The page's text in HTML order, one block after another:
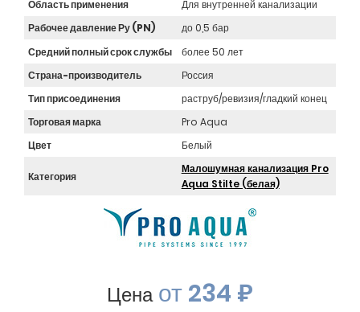
Область применения
Для внутренней канализации
Рабочее давление Ру (PN)
до 0,5 бар
Средний полный срок службы
более 50 лет
Страна-производитель
Россия
Тип присоединения
раструб/ревизия/гладкий конец
Торговая марка
Pro Aqua
Цвет
Белый
Категория
Малошумная канализация Pro
Aqua Stilte (белая)
Ценаот234 ₽